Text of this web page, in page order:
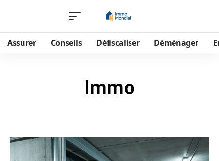
Assurer Conseils Défiscaliser Déménager
Immo